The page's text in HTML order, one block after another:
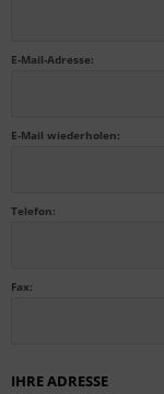
E-Mail-Adresse:
E-Mail wiederholen:
Telefon:
Fax:
IHRE ADRESSE